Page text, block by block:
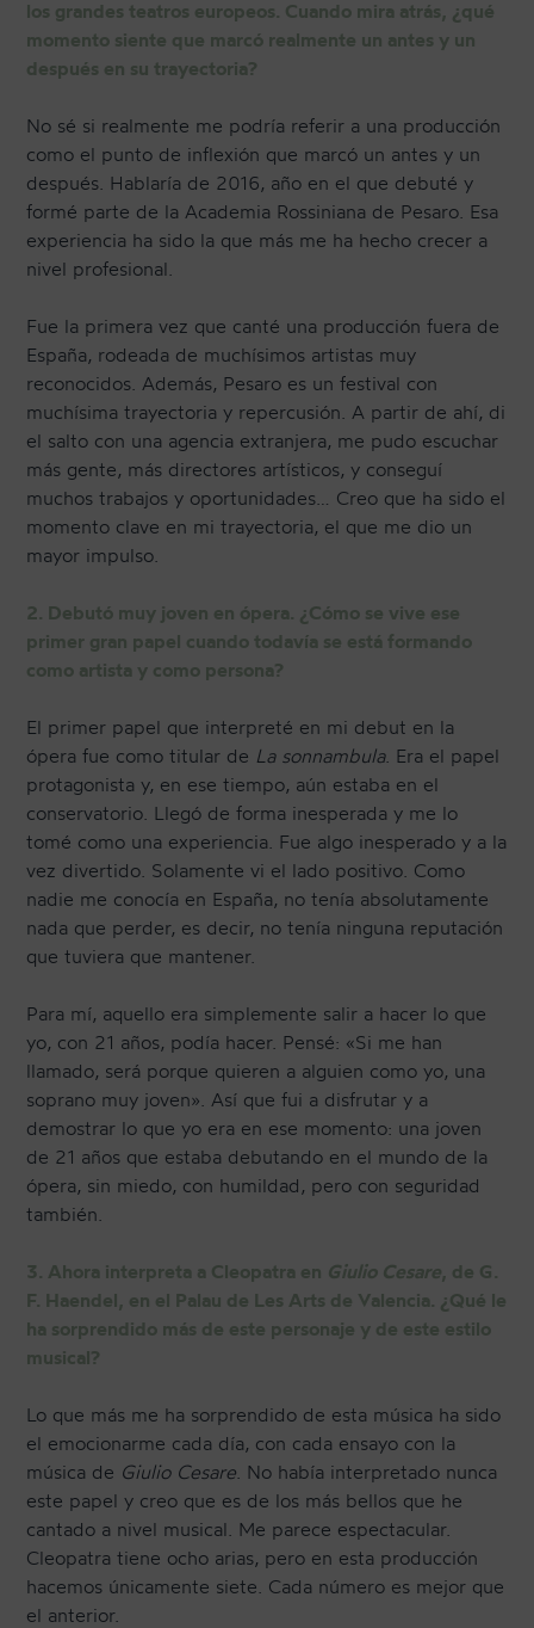
los grandes teatros europeos. Cuando mira atrás, ¿qué
momento siente que marcó realmente un antes y un
después en su trayectoria?
No sé si realmente me podría referir a una producción
como el punto de inflexión que marcó un antes y un
después. Hablaría de 2016, año en el que debuté y
formé parte de la Academia Rossiniana de Pesaro. Esa
experiencia ha sido la que más me ha hecho crecer a
nivel profesional.
Fue la primera vez que canté una producción fuera de
España, rodeada de muchísimos artistas muy
reconocidos. Además, Pesaro es un festival con
muchísima trayectoria y repercusión. A partir de ahí, di
el salto con una agencia extranjera, me pudo escuchar
más gente, más directores artísticos, y conseguí
muchos trabajos y oportunidades… Creo que ha sido el
momento clave en mi trayectoria, el que me dio un
mayor impulso.
2. Debutó muy joven en ópera. ¿Cómo se vive ese
primer gran papel cuando todavía se está formando
como artista y como persona?
El primer papel que interpreté en mi debut en la
ópera fue como titular de La sonnambula. Era el papel
protagonista y, en ese tiempo, aún estaba en el
conservatorio. Llegó de forma inesperada y me lo
tomé como una experiencia. Fue algo inesperado y a la
vez divertido. Solamente vi el lado positivo. Como
nadie me conocía en España, no tenía absolutamente
nada que perder, es decir, no tenía ninguna reputación
que tuviera que mantener.
Para mí, aquello era simplemente salir a hacer lo que
yo, con 21 años, podía hacer. Pensé: «Si me han
llamado, será porque quieren a alguien como yo, una
soprano muy joven». Así que fui a disfrutar y a
demostrar lo que yo era en ese momento: una joven
de 21 años que estaba debutando en el mundo de la
ópera, sin miedo, con humildad, pero con seguridad
también.
3. Ahora interpreta a Cleopatra en Giulio Cesare, de G.
F. Haendel, en el Palau de Les Arts de Valencia. ¿Qué le
ha sorprendido más de este personaje y de este estilo
musical?
Lo que más me ha sorprendido de esta música ha sido
el emocionarme cada día, con cada ensayo con la
música de Giulio Cesare . No había interpretado nunca
este papel y creo que es de los más bellos que he
cantado a nivel musical. Me parece espectacular.
Cleopatra tiene ocho arias, pero en esta producción
hacemos únicamente siete. Cada número es mejor que
el anterior.